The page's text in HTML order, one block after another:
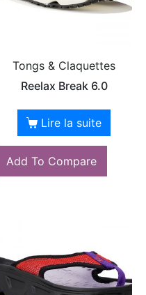
Tongs & Claquettes
Reelax Break 6.0
Lire la suite
Add To Compare